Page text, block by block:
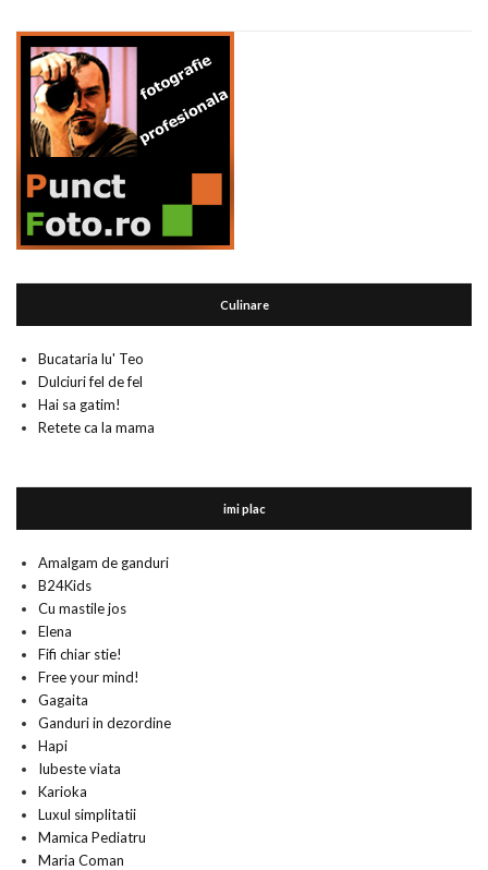
Culinare
Bucataria lu' Teo
Dulciuri fel de fel
Hai sa gatim!
Retete ca la mama
imi plac
Amalgam de ganduri
B24Kids
Cu mastile jos
Elena
Fifi chiar stie!
Free your mind!
Gagaita
Ganduri in dezordine
Hapi
Iubeste viata
Karioka
Luxul simplitatii
Mamica Pediatru
Maria Coman